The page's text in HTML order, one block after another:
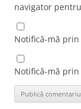
navigator
Notifică-mă
Notifică-mă